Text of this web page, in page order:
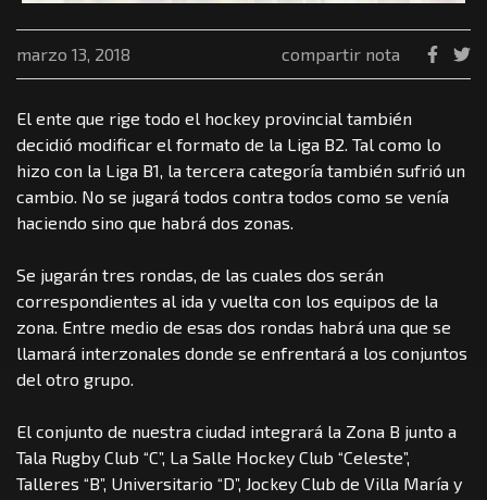
marzo 13, 2018 compartir nota
El ente que rige todo el hockey provincial también
decidió modificar el formato de la Liga B2. Tal como lo
hizo con la Liga B1, la tercera categoría también sufrió un
cambio. No se jugará todos contra todos como se venía
haciendo sino que habrá dos zonas.
Se jugarán tres rondas, de las cuales dos serán
correspondientes al ida y vuelta con los equipos de la
zona. Entre medio de esas dos rondas habrá una que se
llamará interzonales donde se enfrentará a los conjuntos
del otro grupo.
El conjunto de nuestra ciudad integrará la Zona B junto a
Tala Rugby Club “C”, La Salle Hockey Club “Celeste”,
Talleres “B”, Universitario “D”, Jockey Club de Villa María y